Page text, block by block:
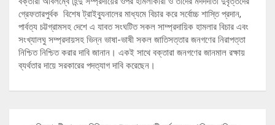
গ্রেফতারপুর্বক বিশেষ ট্রাইব্যুনালের মাধ্যমে বিচার করে সর্বোচ্চ শাস্তি প্রদান,
পার্বত্য চট্টগ্রামসহ দেশে এ যাবত সংঘটিত সকল সাম্প্রদায়িক হামলার বিচার এবং
সংখ্যালঘু সম্প্রদায়সহ ভিন্ন ভাষা-ভাষী সকল জাতিসত্তার জনগণের নিরাপত্তা
নিশ্চিত নিশ্চিত করার দাবি জানান। একই সাথে বক্তারা জনগণের জানমাল রক্ষায়
ব্যর্থতার দায়ে সরকারের পদত্যাগ দাবি করেছেন।